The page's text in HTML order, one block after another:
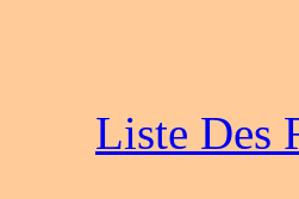
Liste Des